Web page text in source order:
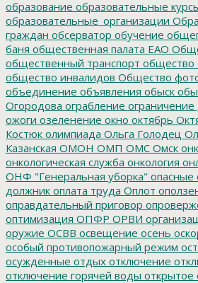
образование образовательные
образовательные_организации
граждан обсерватор обучение
баня общественная палата ЕАО
общественный транспорт общество
общество инвалидов Общество
объединение объявления обыск
Огородова ограбление
ожоги озеленение окно октябрь
Костюк олимпиада Ольга Голодец
Казанская ОМОН ОМП ОМС Омск
онкологическая служба онкология
ОНФ "Генеральная уборка" опасные
должник оплата труда Оплот
оправдательный приговор
оптимизация ОПФР ОРВИ
оружие ОСВВ освещение осень
особый противопожарный режим
осужденные отдых отключение
отключение горячей воды